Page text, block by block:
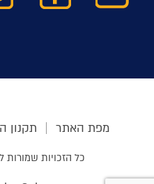
מפת האתר תקנון
כל הזכויות שמורות